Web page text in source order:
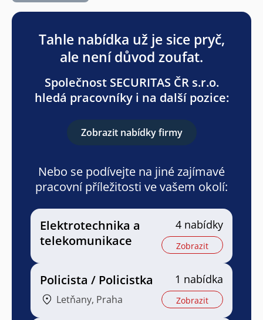
Tahle nabídka už je sice pryč,
ale není důvod zoufat.
Společnost SECURITAS ČR s.r.o.
hledá pracovníky i na další pozice:
Zobrazit nabídky firmy
Nebo se podívejte na jiné zajímavé
pracovní příležitosti ve vašem okolí:
Elektrotechnika a
telekomunikace
4 nabídky
Zobrazit
Policista / Policistka
Letňany, Praha
1 nabídka
Zobrazit